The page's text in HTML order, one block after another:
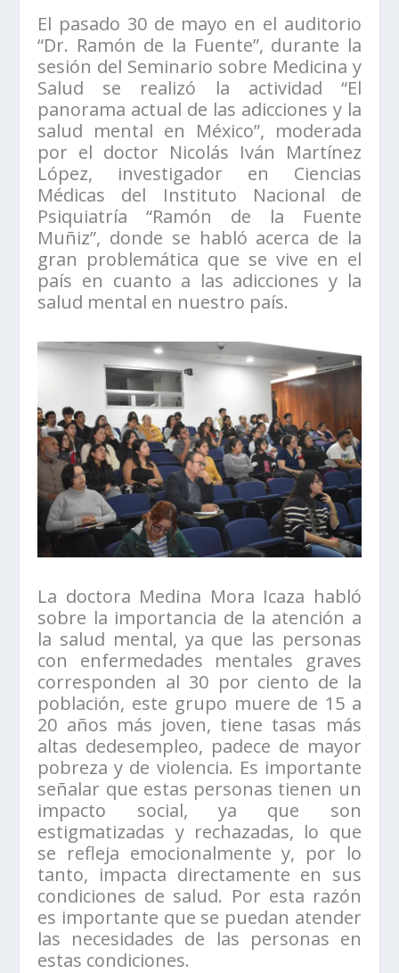
El pasado 30 de mayo en el auditorio
“Dr. Ramón de la Fuente”, durante la
sesión del Seminario sobre Medicina y
Salud se realizó la actividad “El
panorama actual de las adicciones y la
salud mental en México”, moderada
por el doctor Nicolás Iván Martínez
López, investigador en Ciencias
Médicas del Instituto Nacional de
Psiquiatría “Ramón de la Fuente
Muñiz”, donde se habló acerca de la
gran problemática que se vive en el
país en cuanto a las adicciones y la
salud mental en nuestro país.
La doctora Medina Mora Icaza habló
sobre la importancia de la atención a
la salud mental, ya que las personas
con enfermedades mentales graves
corresponden al 30 por ciento de la
población, este grupo muere de 15 a
20 años más joven, tiene tasas más
altas dedesempleo, padece de mayor
pobreza y de violencia. Es importante
señalar que estas personas tienen un
impacto social, ya que son
estigmatizadas y rechazadas, lo que
se refleja emocionalmente y, por lo
tanto, impacta directamente en sus
condiciones de salud. Por esta razón
es importante que se puedan atender
las necesidades de las personas en
estas condiciones.